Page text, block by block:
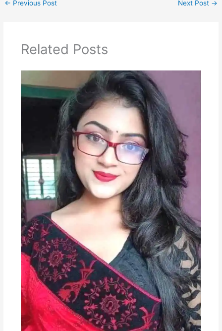
← Previous Post Next Post →
Related Posts